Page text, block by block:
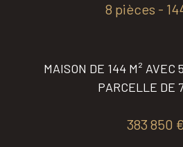
8 pièces -
MAISON DE 144 M² AVEC
PARCELLE DE
383 850 €